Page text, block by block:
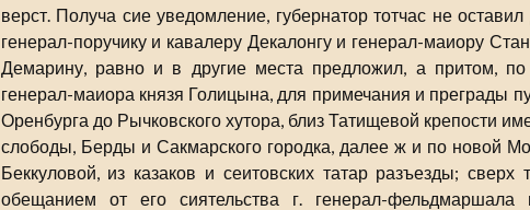
верст. Получа сие уведомление, губернатор тотчас не
генерал-поручику и кавалеру Декалонгу и генерал-маиору
Демарину, равно и в другие места предложил, а притом, по
генерал-маиора князя Голицына, для примечания и преграды
Оренбурга до Рычковского хутора, близ Татищевой крепости
слободы, Берды и Сакмарского городка, далее ж и по новой
Беккуловой, из казаков и сеитовских татар разъезды;
обещанием от его сиятельства г. генерал-